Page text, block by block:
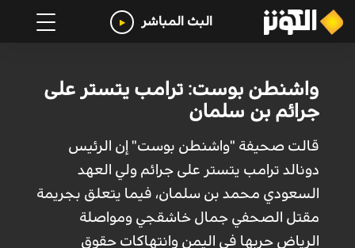
البث المباشر
واشنطن بوست: ترامب يتستر على
جرائم بن سلمان
قالت صحيفة "واشنطن بوست" إن الرئيس
دونالد ترامب يتستر على جرائم ولي العهد
السعودي محمد بن سلمان، فيما يتعلق بجريمة
مقتل الصحفي جمال خاشقجي ومواصلة
الرياض حربها في اليمن وانتهاكات حقوق